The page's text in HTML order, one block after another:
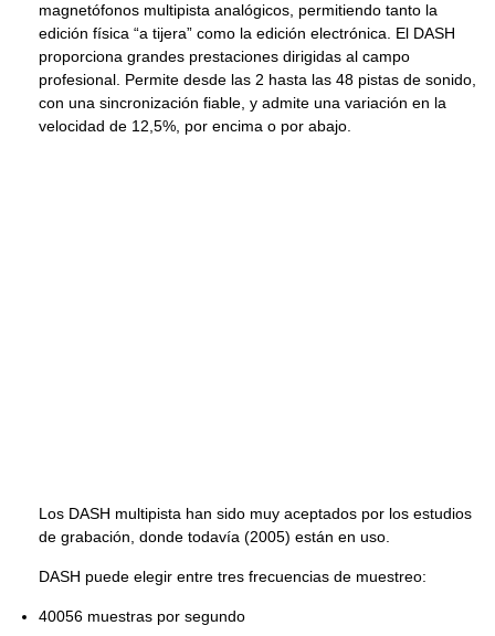
magnetófonos multipista analógicos, permitiendo tanto la
edición física “a tijera” como la edición electrónica. El DASH
proporciona grandes prestaciones dirigidas al campo
profesional. Permite desde las 2 hasta las 48 pistas de sonido,
con una sincronización fiable, y admite una variación en la
velocidad de 12,5%, por encima o por abajo.
Los DASH multipista han sido muy aceptados por los estudios
de grabación, donde todavía (2005) están en uso.
DASH puede elegir entre tres frecuencias de muestreo:
40056 muestras por segundo